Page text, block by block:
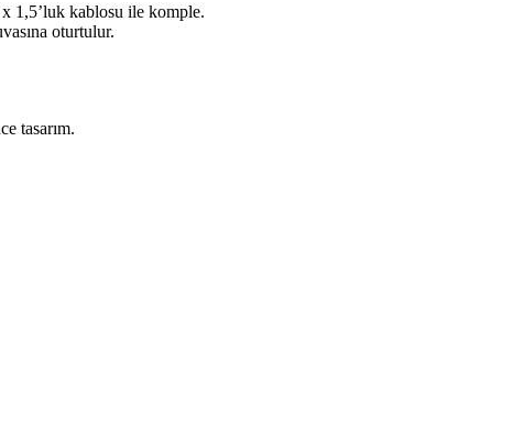
1,5’luk kablosu ile komple.
oturtulur.
tasarım.